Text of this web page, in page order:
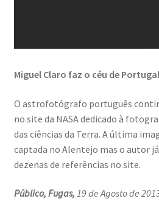
Miguel Claro faz o céu de
O astrofotógrafo português
no site da NASA dedicado à
das ciências da Terra. A última
captada no Alentejo mas o autor
dezenas de referências no site.
Público, Fugas, 19 de Agosto de